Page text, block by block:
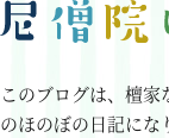
このブログは、檀
のほのぼの日記にな